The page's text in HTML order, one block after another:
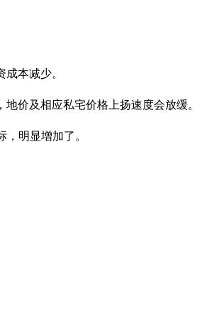
本减少。
价及相应私宅价格上扬速度会放缓。
明显增加了。